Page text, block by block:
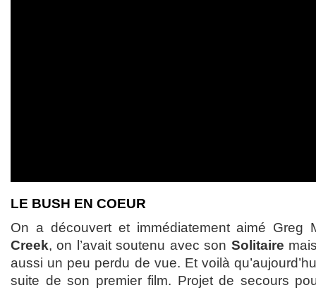
LE BUSH EN COEUR
On a découvert et immédiatement aimé
Creek, on l’avait soutenu avec son Solitaire
aussi un peu perdu de vue. Et voilà
suite de son premier film. Projet de secours